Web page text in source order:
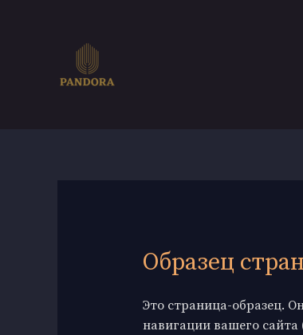
содержимому
Образец
Это страница-образец.
навигации вашего